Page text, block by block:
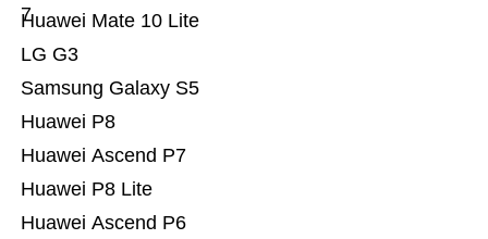
Huawei Ascend P6
Huawei P8 Lite
Huawei Ascend P7
Huawei P8
Samsung Galaxy S5
LG G3
Huawei Mate 10 Lite
7